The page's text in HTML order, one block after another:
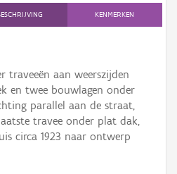
KENMERKEN
traveeën aan weerszijden
en twee bouwlagen onder
parallel aan de straat,
travee onder plat dak,
circa 1923 naar ontwerp